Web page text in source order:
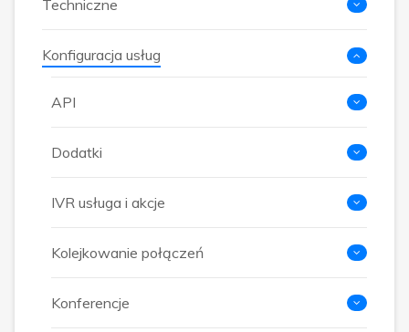
Techniczne
Konfiguracja usług
API
Dodatki
IVR usługa i akcje
Kolejkowanie połączeń
Konferencje